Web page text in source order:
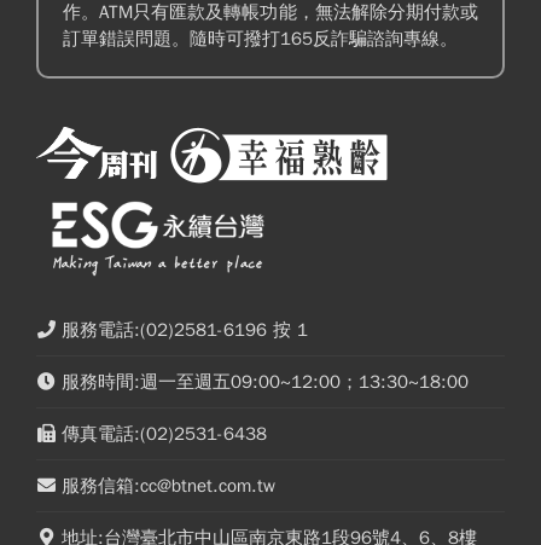
作。ATM只有匯款及轉帳功能，無法解除分期付款或
訂單錯誤問題。隨時可撥打165反詐騙諮詢專線。
服務電話:(02)2581-6196 按 1
服務時間:週一至週五09:00~12:00；13:30~18:00
傳真電話:(02)2531-6438
服務信箱:cc@btnet.com.tw
地址:台灣臺北市中山區南京東路1段96號4、6、8樓